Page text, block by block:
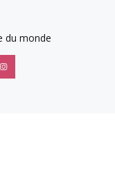
du monde